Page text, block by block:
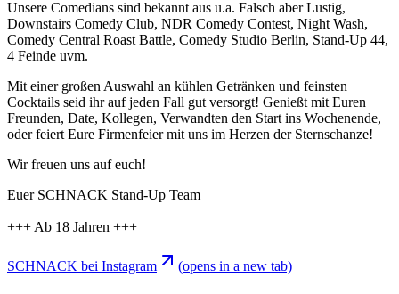
Unsere Comedians sind bekannt aus u.a. Falsch aber Lustig,
Downstairs Comedy Club, NDR Comedy Contest, Night Wash,
Comedy Central Roast Battle, Comedy Studio Berlin, Stand-Up 44,
4 Feinde uvm.
Mit einer großen Auswahl an kühlen Getränken und feinsten
Cocktails seid ihr auf jeden Fall gut versorgt! Genießt mit Euren
Freunden, Date, Kollegen, Verwandten den Start ins Wochenende,
oder feiert Eure Firmenfeier mit uns im Herzen der Sternschanze!
Wir freuen uns auf euch!
Euer SCHNACK Stand-Up Team
+++ Ab 18 Jahren +++
SCHNACK bei Instagram (opens in a new tab)